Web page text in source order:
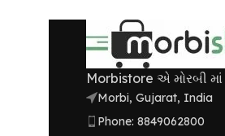
Morbistore એ મોરબી
Morbi, Gujarat, India
Phone: 8849062800